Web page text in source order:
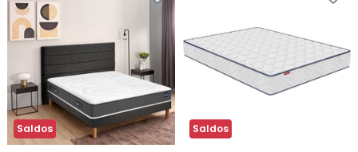
Saldos Saldos